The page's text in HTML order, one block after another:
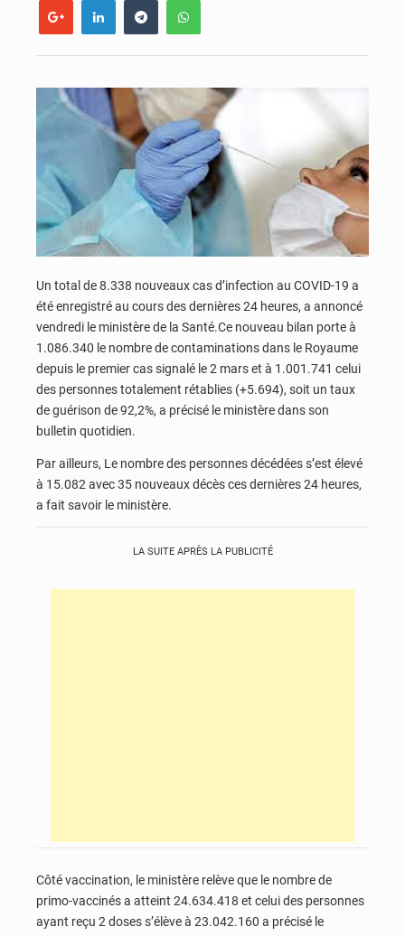
Un total de 8.338 nouveaux cas d’infection au COVID-19 a
été enregistré au cours des dernières 24 heures, a annoncé
vendredi le ministère de la Santé.Ce nouveau bilan porte à
1.086.340 le nombre de contaminations dans le Royaume
depuis le premier cas signalé le 2 mars et à 1.001.741 celui
des personnes totalement rétablies (+5.694), soit un taux
de guérison de 92,2%, a précisé le ministère dans son
bulletin quotidien.
Par ailleurs, Le nombre des personnes décédées s’est élevé
à 15.082 avec 35 nouveaux décès ces dernières 24 heures,
a fait savoir le ministère.
LA SUITE APRÈS LA PUBLICITÉ
Côté vaccination, le ministère relève que le nombre de
primo-vaccinés a atteint 24.634.418 et celui des personnes
ayant reçu 2 doses s’élève à 23.042.160 a précisé le